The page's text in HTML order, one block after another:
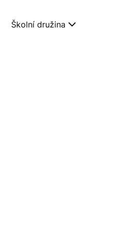
Školní družina